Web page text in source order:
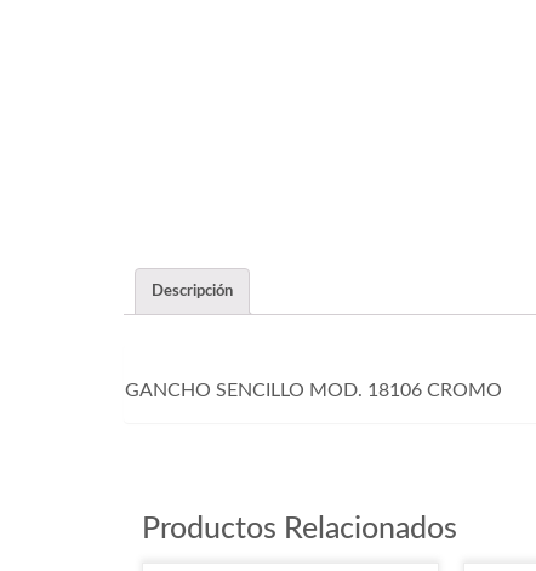
Descripción
GANCHO SENCILLO MOD. 18106 CROMO
Productos Relacionados